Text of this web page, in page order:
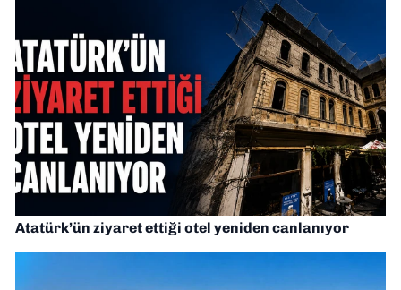
Atatürk’ün ziyaret ettiği otel yeniden canlanıyor